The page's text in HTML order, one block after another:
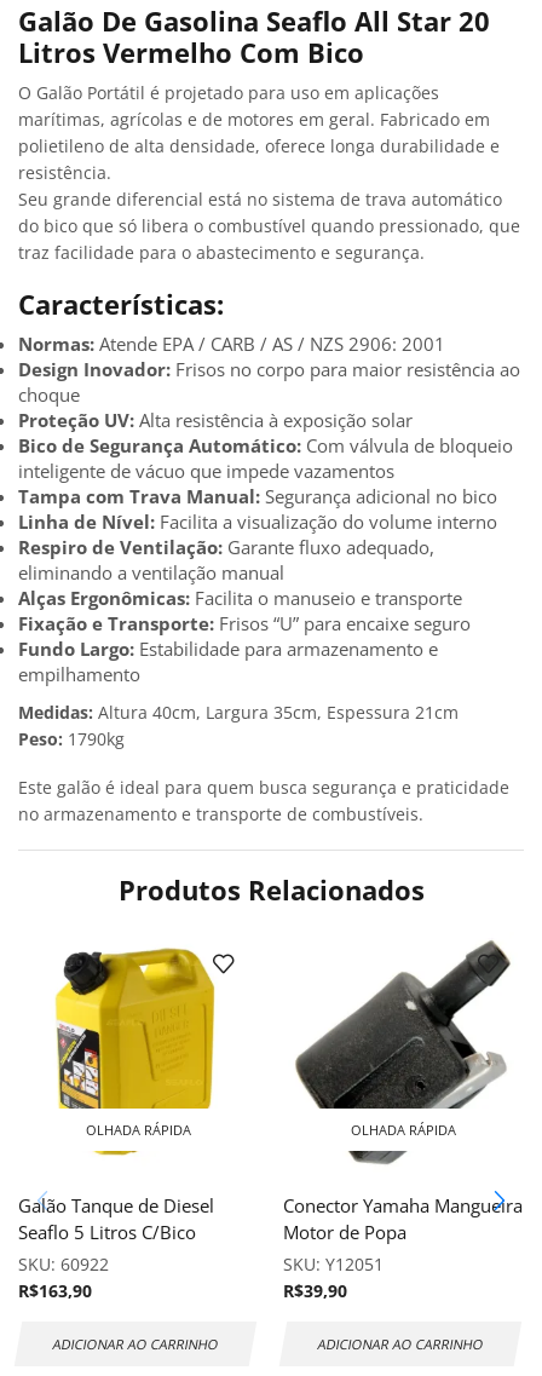
Galão De Gasolina Seaflo All Star 20
Litros Vermelho Com Bico
O Galão Portátil é projetado para uso em aplicações
marítimas, agrícolas e de motores em geral. Fabricado em
polietileno de alta densidade, oferece longa durabilidade e
resistência.
Seu grande diferencial está no sistema de trava automático
do bico que só libera o combustível quando pressionado, que
traz facilidade para o abastecimento e segurança.
Características:
Normas: Atende EPA / CARB / AS / NZS 2906: 2001
Design Inovador: Frisos no corpo para maior resistência ao
choque
Proteção UV: Alta resistência à exposição solar
Bico de Segurança Automático: Com válvula de bloqueio
inteligente de vácuo que impede vazamentos
Tampa com Trava Manual: Segurança adicional no bico
Linha de Nível: Facilita a visualização do volume interno
Respiro de Ventilação: Garante fluxo adequado,
eliminando a ventilação manual
Alças Ergonômicas: Facilita o manuseio e transporte
Fixação e Transporte: Frisos “U” para encaixe seguro
Fundo Largo: Estabilidade para armazenamento e
empilhamento
Medidas: Altura 40cm, Largura 35cm, Espessura 21cm
Peso: 1790kg
Este galão é ideal para quem busca segurança e praticidade
no armazenamento e transporte de combustíveis.
Produtos Relacionados
OLHADA RÁPIDA
Galão Tanque de Diesel
Seaflo 5 Litros C/Bico
SKU: 60922
R$163,90
ADICIONAR AO CARRINHO
OLHADA RÁPIDA
Conector Yamaha Mangueira
Motor de Popa
SKU: Y12051
R$39,90
ADICIONAR AO CARRINHO